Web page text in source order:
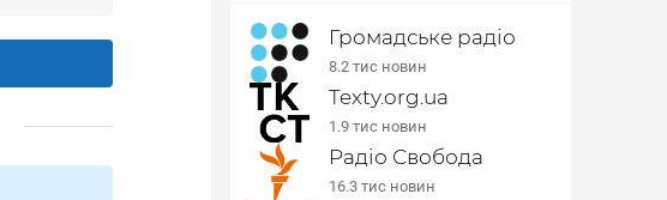
Громадське радіо
8.2 тис новин
Texty.org.ua
1.9 тис новин
Радіо Свобода
16.3 тис новин